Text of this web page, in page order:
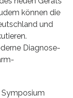
können die
und
Diagnose-